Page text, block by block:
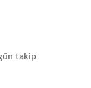
takip